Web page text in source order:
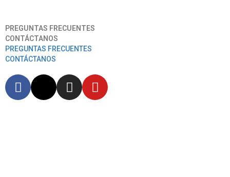
PREGUNTAS FRECUENTES
CONTÁCTANOS
PREGUNTAS FRECUENTES
CONTÁCTANOS